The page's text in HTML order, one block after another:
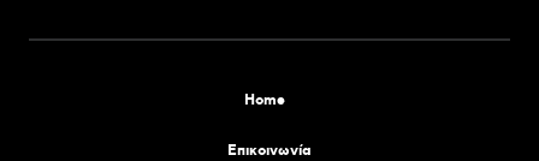
Home
Επικοινωνία